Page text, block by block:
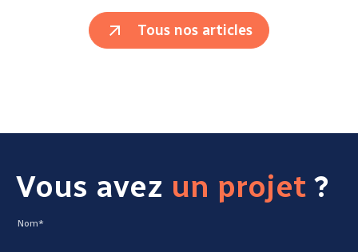
Tous nos articles
Vous avez un projet ?
Nom*